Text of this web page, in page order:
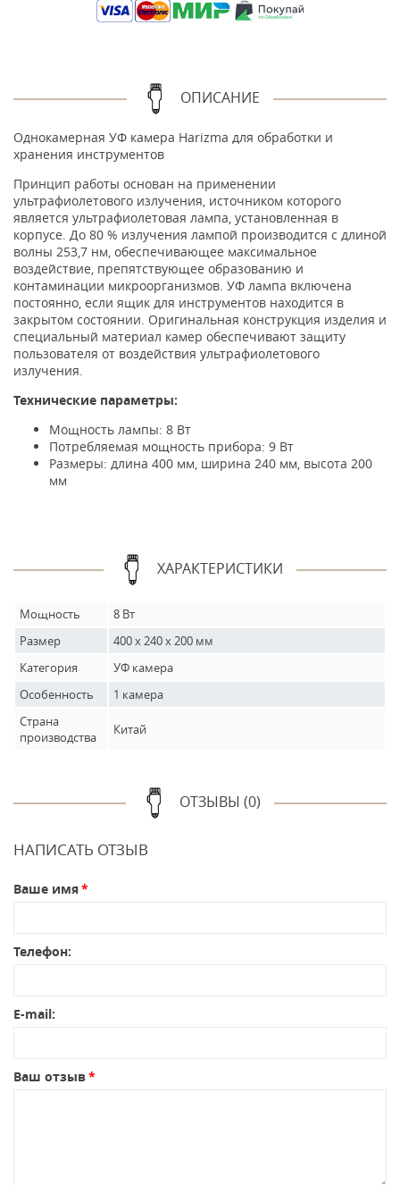
ОПИСАНИЕ
Однокамерная УФ камера Harizma для обработки и
хранения инструментов
Принцип работы основан на применении
ультрафиолетового излучения, источником которого
является ультрафиолетовая лампа, установленная в
корпусе. До 80 % излучения лампой производится с длиной
волны 253,7 нм, обеспечивающее максимальное
воздействие, препятствующее образованию и
контаминации микроорганизмов. УФ лампа включена
постоянно, если ящик для инструментов находится в
закрытом состоянии. Оригинальная конструкция изделия и
специальный материал камер обеспечивают защиту
пользователя от воздействия ультрафиолетового
излучения.
Технические параметры:
Мощность лампы: 8 Вт
Потребляемая мощность прибора: 9 Вт
Размеры: длина 400 мм, ширина 240 мм, высота 200
мм
ХАРАКТЕРИСТИКИ
Мощность
8 Вт
Размер
400 х 240 х 200 мм
Категория
УФ камера
Особенность
1 камера
Страна
производства
Китай
ОТЗЫВЫ (0)
НАПИСАТЬ ОТЗЫВ
Ваше имя
Телефон:
E-mail:
Ваш отзыв